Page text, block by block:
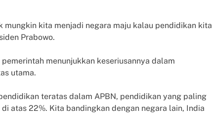
kita menjadi negara maju kalau pendidikan kita
Prabowo.
menunjukkan keseriusannya dalam
utama.
teratas dalam APBN, pendidikan yang paling
atas 22%. Kita bandingkan dengan negara lain, India